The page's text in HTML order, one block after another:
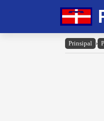
Prinsipal ›